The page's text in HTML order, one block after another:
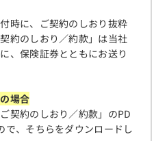
時に、ご契約のしおり抜粋
約のしおり／約款」は当社
、保険証券とともにお送り
場合
契約のしおり／約款」のPD
で、そちらをダウンロードし